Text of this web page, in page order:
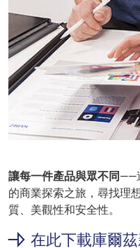
讓每一件產品與眾不同——
的商業探索之旅，尋找理
質、美觀性和安全性。
在此下載庫爾